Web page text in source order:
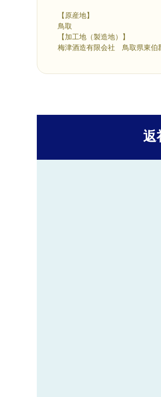
【原産地】
鳥取
【加工地（製造地）】
梅津酒造有限会社 鳥取県東伯
返